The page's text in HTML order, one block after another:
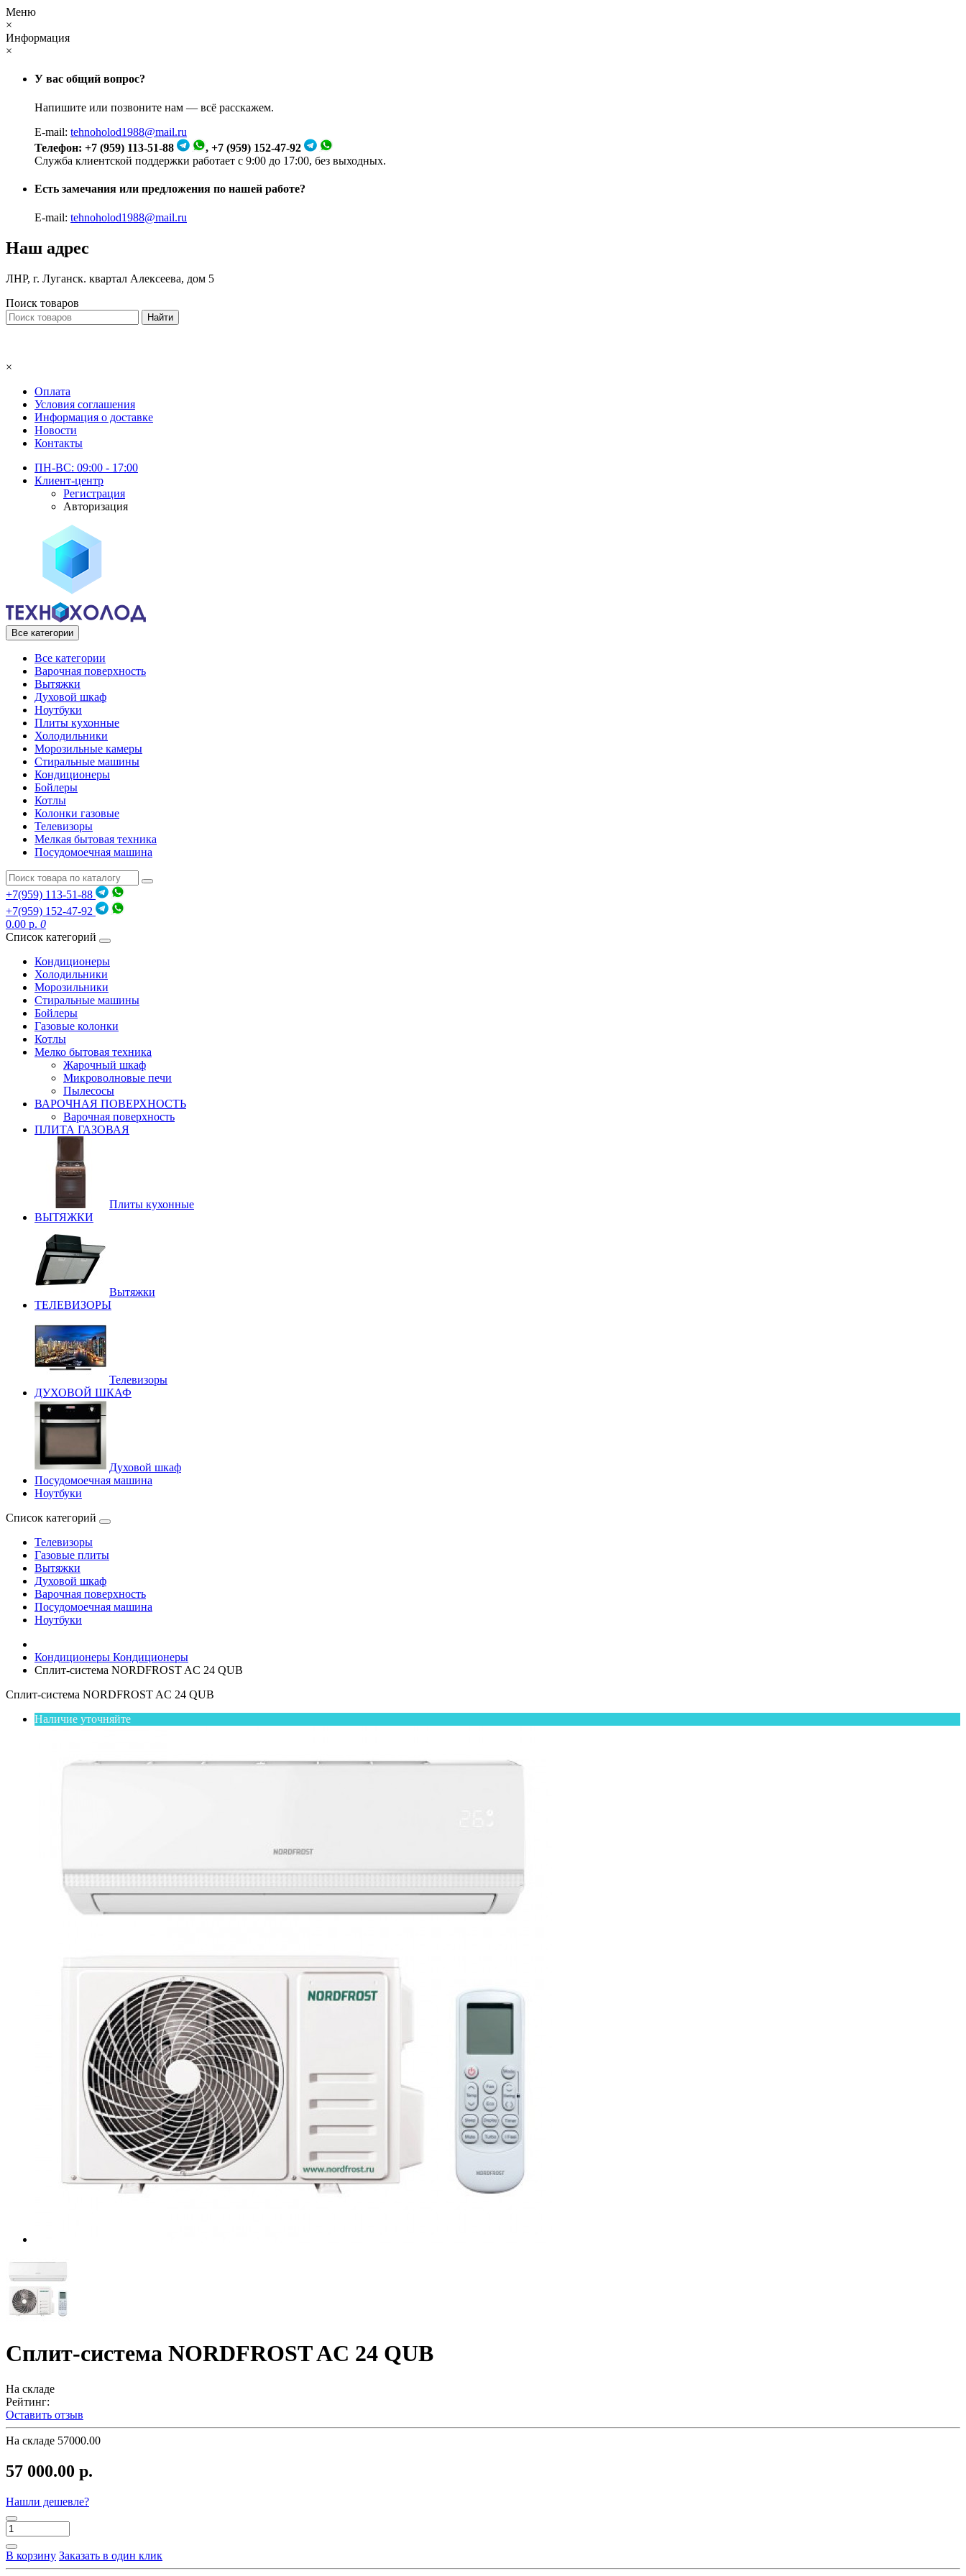
Меню
×
Информация
×
У вас общий вопрос?
Напишите или позвоните нам — всё расскажем.
E-mail: tehnoholod1988@mail.ru
Телефон: +7 (959) 113-51-88
, +7 (959) 152-47-92
Служба клиентской поддержки работает с 9:00 до 17:00, без выходных.
Есть замечания или предложения по нашей работе?
E-mail: tehnoholod1988@mail.ru
Наш адрес
ЛНР, г. Луганск. квартал Алексеева, дом 5
Поиск товаров
×
Оплата
Условия соглашения
Информация о доставке
Новости
Контакты
ПН-ВС: 09:00 - 17:00
Клиент-центр
Регистрация
Авторизация
Все категории
Все категории
Варочная поверхность
Вытяжки
Духовой шкаф
Ноутбуки
Плиты кухонные
Холодильники
Морозильные камеры
Стиральные машины
Кондиционеры
Бойлеры
Котлы
Колонки газовые
Телевизоры
Мелкая бытовая техника
Посудомоечная машина
+7(959) 113-51-88
+7(959) 152-47-92
0.00 р. 0
Список категорий
Кондиционеры
Холодильники
Морозильники
Стиральные машины
Бойлеры
Газовые колонки
Котлы
Мелко бытовая техника
Жарочный шкаф
Микроволновые печи
Пылесосы
ВАРОЧНАЯ ПОВЕРХНОСТЬ
Варочная поверхность
ПЛИТА ГАЗОВАЯ
Плиты кухонные
ВЫТЯЖКИ
Вытяжки
ТЕЛЕВИЗОРЫ
Телевизоры
ДУХОВОЙ ШКАФ
Духовой шкаф
Посудомоечная машина
Ноутбуки
Список категорий
Телевизоры
Газовые плиты
Вытяжки
Духовой шкаф
Варочная поверхность
Посудомоечная машина
Ноутбуки
Кондиционеры Кондиционеры
Сплит-система NORDFROST AC 24 QUB
Сплит-система NORDFROST AC 24 QUB
Наличие уточняйте
Сплит-система NORDFROST AC 24 QUB
На складе
Рейтинг:
Оставить отзыв
На складе 57000.00
57 000.00 р.
Нашли дешевле?
В корзину Заказать в один клик